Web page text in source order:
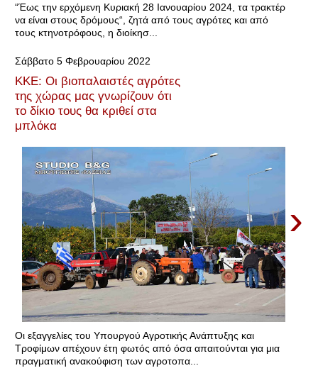
“Έως την ερχόμενη Κυριακή 28 Ιανουαρίου 2024, τα τρακτέρ
να είναι στους δρόμους“, ζητά από τους αγρότες και από
τους κτηνοτρόφους, η διοίκησ...
Σάββατο 5 Φεβρουαρίου 2022
ΚΚΕ: Οι βιοπαλαιστές αγρότες
της χώρας μας γνωρίζουν ότι
το δίκιο τους θα κριθεί στα
μπλόκα
›
Οι εξαγγελίες του Υπουργού Αγροτικής Ανάπτυξης και
Τροφίμων απέχουν έτη φωτός από όσα απαιτούνται για μια
πραγματική ανακούφιση των αγροτοπα...